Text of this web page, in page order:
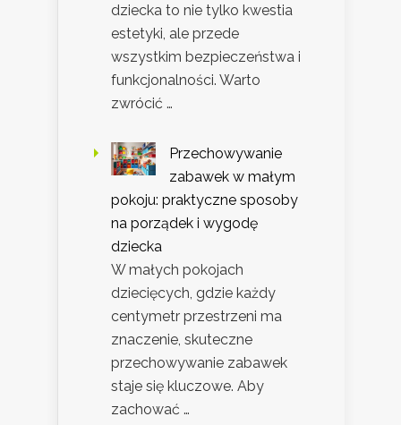
dziecka to nie tylko kwestia
estetyki, ale przede
wszystkim bezpieczeństwa i
funkcjonalności. Warto
zwrócić …
Przechowywanie
zabawek w małym
pokoju: praktyczne sposoby
na porządek i wygodę
dziecka
W małych pokojach
dziecięcych, gdzie każdy
centymetr przestrzeni ma
znaczenie, skuteczne
przechowywanie zabawek
staje się kluczowe. Aby
zachować …